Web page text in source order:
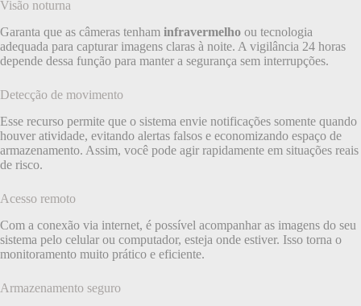
Visão noturna
Garanta que as câmeras tenham infravermelho ou tecnologia
adequada para capturar imagens claras à noite. A vigilância 24 horas
depende dessa função para manter a segurança sem interrupções.
Detecção de movimento
Esse recurso permite que o sistema envie notificações somente quando
houver atividade, evitando alertas falsos e economizando espaço de
armazenamento. Assim, você pode agir rapidamente em situações reais
de risco.
Acesso remoto
Com a conexão via internet, é possível acompanhar as imagens do seu
sistema pelo celular ou computador, esteja onde estiver. Isso torna o
monitoramento muito prático e eficiente.
Armazenamento seguro